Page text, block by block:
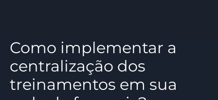
Como implementar a
centralização dos
treinamentos em sua